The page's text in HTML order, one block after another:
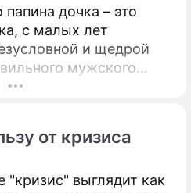
однозначно
Те же, у
парню,
историей кроется
папина дочка – это
с малых лет
и щедрой
мужского
не знающая слов "нет"
от кризиса
"кризис" выглядит как